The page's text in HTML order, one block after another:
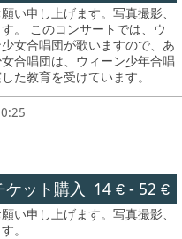
い申し上げます。写真撮影、
。 このコンサートでは、ウ
女合唱団が歌いますので、あ
合唱団は、ウィーン少年合唱
た教育を受けています。
ケット購入 14 €- 52 €
い申し上げます。写真撮影、
。